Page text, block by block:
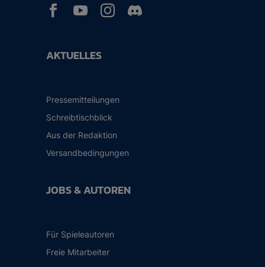
AKTUELLES
Pressemitteilungen
Schreibtischblick
Aus der Redaktion
Versandbedingungen
JOBS & AUTOREN
Für Spieleautoren
Freie Mitarbeiter
  